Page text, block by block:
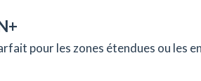
pour les zones étendues ou les